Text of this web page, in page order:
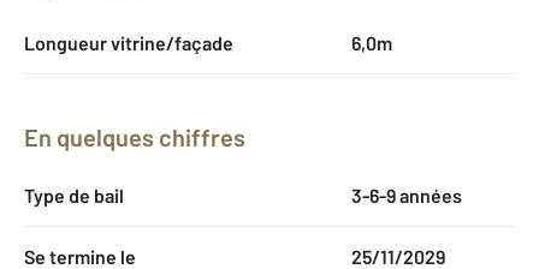
Longueur vitrine/façade 6,0m
En quelques chiffres
Type de bail 3-6-9 années
Se termine le 25/11/2029